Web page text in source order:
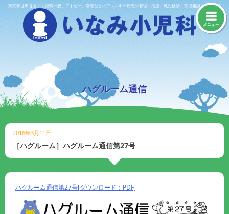
Skip東京都世田谷区｜小児科一般、アトピー、喘息などのアレルギー疾患の管理・治療・乳児検診・育児相談・予防接種
メニュー
ハグルーム通信
2016年3月11日
［ハグルーム］ハグルーム通信第27号
ハグルーム通信第27号[ダウンロード：PDF]